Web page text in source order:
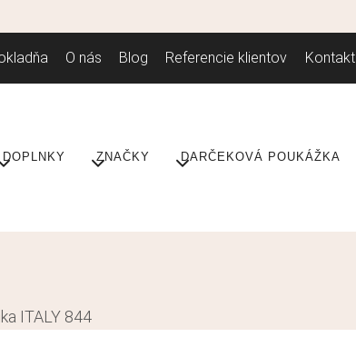
O nás Blog Referencie klientov Kontakt
DOPLNKY ZNAČKY DARČEKOVÁ POUKÁŽKA
ITALY 844